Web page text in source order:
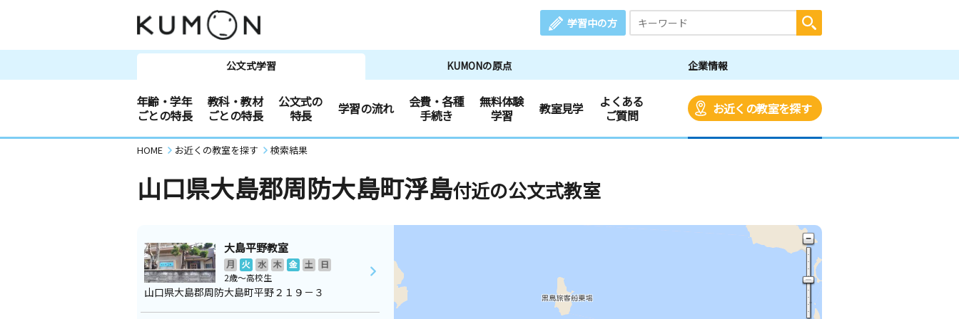
学習中の方
公文式学習 KUMONの原点 企業情報
年齢・学年
ごとの特長
教科・教材
ごとの特長
公文式の
特長
学習の流れ
会費・各種
手続き
無料体験
学習
教室見学
よくある
ご質問
お近くの教室を探す
HOME お近くの教室を探す 検索結果
山口県大島郡周防大島町浮島付近の公文式教室
大島平野教室
月 火 水 木 金 土
日
2歳～高校生
山口県大島郡周防大島町平野２１９－３